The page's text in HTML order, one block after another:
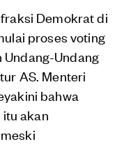
Demokrat di
proses voting
Undang-Undang
AS. Menteri
bahwa
akan